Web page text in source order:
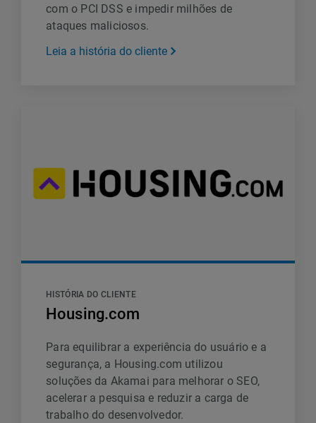
com o PCI DSS e impedir milhões de
ataques maliciosos.
Leia a história do cliente
HISTÓRIA DO CLIENTE
Housing.com
Para equilibrar a experiência do usuário e a
segurança, a Housing.com utilizou
soluções da Akamai para melhorar o SEO,
acelerar a pesquisa e reduzir a carga de
trabalho do desenvolvedor.